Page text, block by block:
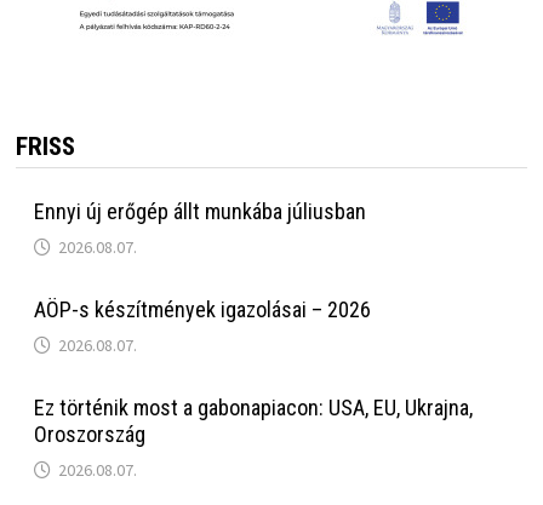
FRISS
Ennyi új erőgép állt munkába júliusban
2026.08.07.
AÖP-s készítmények igazolásai – 2026
2026.08.07.
Ez történik most a gabonapiacon: USA, EU, Ukrajna,
Oroszország
2026.08.07.